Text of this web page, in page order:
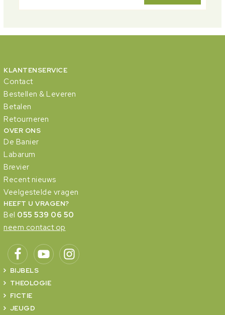
KLANTENSERVICE
Contact
Bestellen & Leveren
Betalen
Retourneren
OVER ONS
De Banier
Labarum
Brevier
Recent nieuws
Veelgestelde vragen
HEEFT U VRAGEN?
Bel 055 539 06 50
neem contact op
BIJBELS
THEOLOGIE
FICTIE
JEUGD